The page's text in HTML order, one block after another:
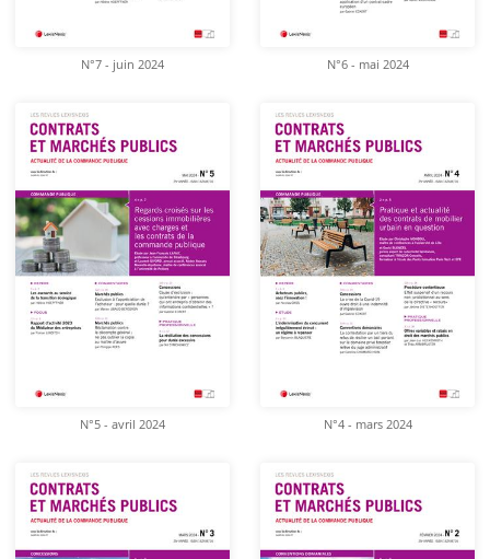
N°7 - juin 2024 N°6 - mai 2024
N°5 - avril 2024 N°4 - mars 2024